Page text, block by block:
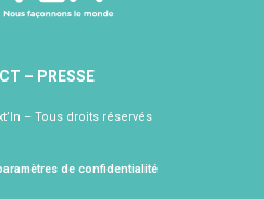
– PRESSE
– Tous droits réservés
de confidentialité